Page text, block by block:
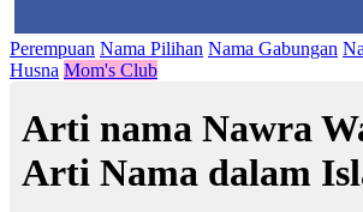
Perempuan Nama Pilihan Nama Gabungan
Husna Mom's Club
Arti nama Nawra
Arti Nama dalam